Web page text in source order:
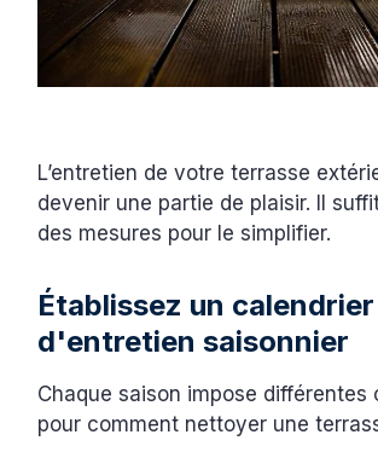
L’entretien de votre terrasse
devenir une partie de plaisir. Il
des mesures pour le simplifier.
Établissez un calendrier
d'entretien saisonnier
Chaque saison impose différentes
pour comment nettoyer une